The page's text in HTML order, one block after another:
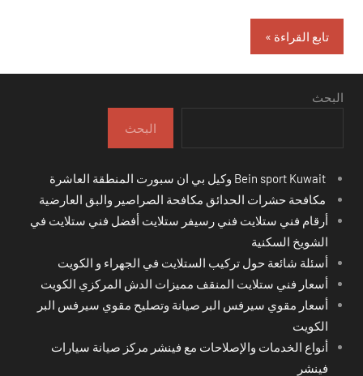
تابع القراءة
البحث
البحث
مكافحة حشرات الحدائق مكافحة الصراصير والبق العارضية
أرقام فني ستلايت فني رسيفر ستلايت أفضل فني ستلايت في
الشويخ السكنية
أسئلة شائعة حول تركيب الستلايت في الجهراء و الكويت
أسعار فني ستلايت المنقف مميزات الدش المركزي الكويت
أسعار مقوي سيرفس البر صيانة وتصليح مقوي سيرفس البر
الكويت
أنواع الخدمات والإصلاحات مع فينشر مركز صيانة سيارات
فينشر